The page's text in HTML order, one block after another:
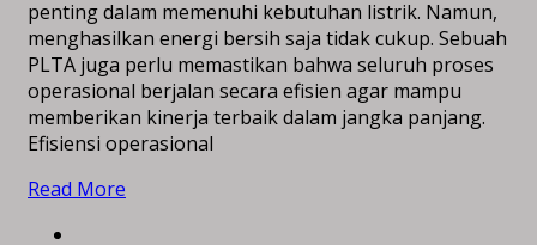
penting dalam memenuhi kebutuhan listrik. Namun,
menghasilkan energi bersih saja tidak cukup. Sebuah
PLTA juga perlu memastikan bahwa seluruh proses
operasional berjalan secara efisien agar mampu
memberikan kinerja terbaik dalam jangka panjang.
Efisiensi operasional
Read More